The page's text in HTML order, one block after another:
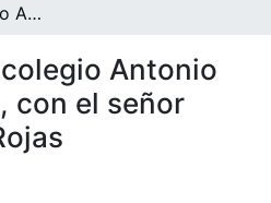
Clausura en el colegio Antonio José Camacho, con el señor Julio Ramírez Rojas
Antonio
con el señor